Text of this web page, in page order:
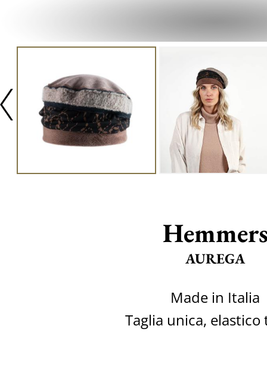
AUREGA
Made in Italia
Taglia unica, elastico